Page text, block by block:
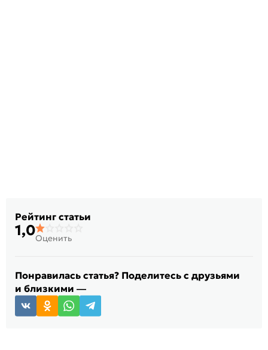
Рейтинг статьи
1,0Оценить
Понравилась статья? Поделитесь с друзьями
и близкими —